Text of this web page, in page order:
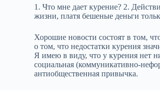
1. Что мне дает курение? 2.
жизни, платя бешеные деньги
Хорошие новости состоят в том,
о том, что недостатки курения
Я имею в виду, что у курения нет
социальная
антиобщественная привычка.